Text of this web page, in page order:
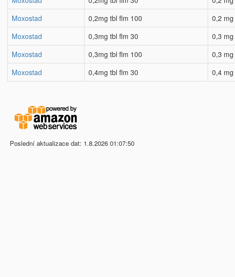
Moxostad
0,2mg tbl flm 100 0,2 mg
Moxostad
0,3mg tbl flm 30 0,3 mg
Moxostad
0,3mg tbl flm 100 0,3 mg
Moxostad
0,4mg tbl flm 30 0,4 mg
Poslední aktualizace dat: 1.8.2026 01:07:50